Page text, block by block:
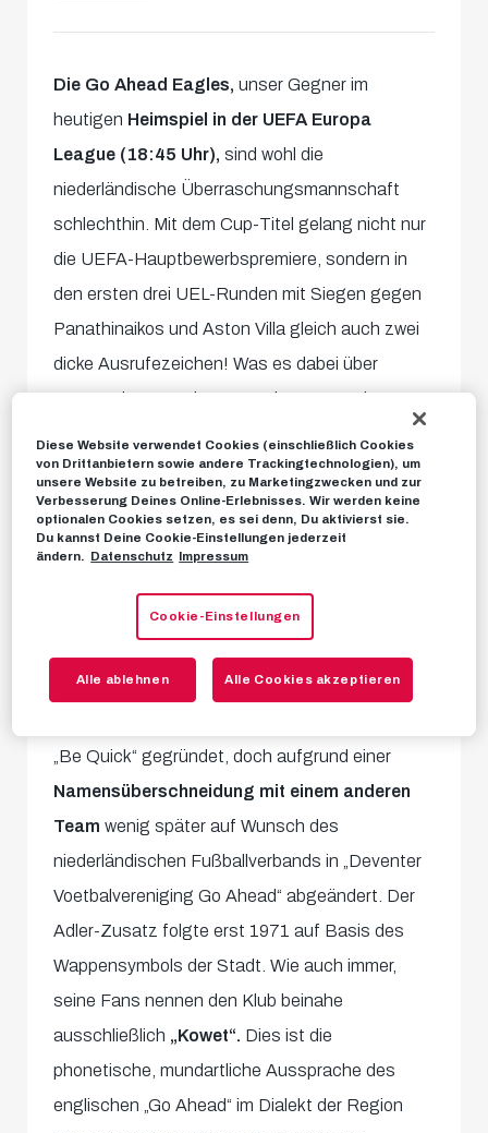
Die Go Ahead Eagles,unser Gegner im
heutigen Heimspiel in der UEFA Europa
League (18:45 Uhr), sind wohl die
niederländische Überraschungsmannschaft
schlechthin. Mit dem Cup-Titel gelang nicht nur
die UEFA-Hauptbewerbspremiere, sondern in
den ersten drei UEL-Runden mit Siegen gegen
Panathinaikos und Aston Villa gleich auch zwei
dicke Ausrufezeichen! Was es dabei über
unseren kommenden Kontrahenten noch so zu
spannenden Faktengesammelt.
#1 | Adler im Vorwärtsflug gegen die
Zuallererst dürften sich die meisten die Frage
ungewöhnliche Namensgebungzustande?
„Be Quick“ gegründet, doch aufgrund einer
Namensüberschneidung mit einem anderen
Team wenig später auf Wunsch des
niederländischen Fußballverbands in „Deventer
Voetbalvereniging Go Ahead“ abgeändert. Der
Adler-Zusatz folgte erst 1971 auf Basis des
Wappensymbols der Stadt. Wie auch immer,
seine Fans nennen den Klub beinahe
ausschließlich „Kowet“. Dies ist die
phonetische, mundartliche Aussprache des
englischen „Go Ahead“ im Dialekt der Region
Diese Website verwendet Cookies (einschließlich Cookies
von Drittanbietern sowie andere Trackingtechnologien), um
unsere Website zu betreiben, zu Marketingzwecken und zur
Verbesserung Deines Online-Erlebnisses. Wir werden keine
optionalen Cookies setzen, es sei denn, Du aktivierst sie.
Du kannst Deine Cookie-Einstellungen jederzeit
ändern. Datenschutz Impressum
Cookie-Einstellungen
Alle ablehnen Alle Cookies akzeptieren